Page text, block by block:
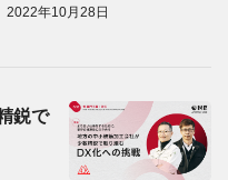
2022年10月28日
鋭で